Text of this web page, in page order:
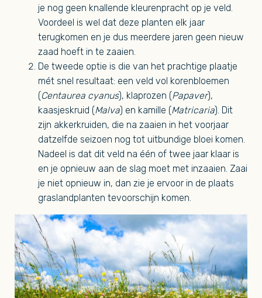
je nog geen knallende kleurenpracht op je veld.
Voordeel is wel dat deze planten elk jaar
terugkomen en je dus meerdere jaren geen nieuw
zaad hoeft in te zaaien.
De tweede optie is die van het prachtige plaatje
mét snel resultaat: een veld vol korenbloemen
(Centaurea cyanus), klaprozen (Papaver),
kaasjeskruid (Malva) en kamille (Matricaria). Dit
zijn akkerkruiden, die na zaaien in het voorjaar
datzelfde seizoen nog tot uitbundige bloei komen.
Nadeel is dat dit veld na één of twee jaar klaar is
en je opnieuw aan de slag moet met inzaaien. Zaai
je niet opnieuw in, dan zie je ervoor in de plaats
graslandplanten tevoorschijn komen.